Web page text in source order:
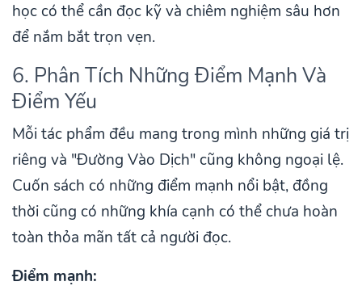
học có thể cần đọc kỹ và chiêm nghiệm sâu hơn
để nắm bắt trọn vẹn.
6. Phân Tích Những Điểm Mạnh Và
Điểm Yếu
Mỗi tác phẩm đều mang trong mình những giá trị
riêng và "Đường Vào Dịch" cũng không ngoại lệ.
Cuốn sách có những điểm mạnh nổi bật, đồng
thời cũng có những khía cạnh có thể chưa hoàn
toàn thỏa mãn tất cả người đọc.
Điểm mạnh: